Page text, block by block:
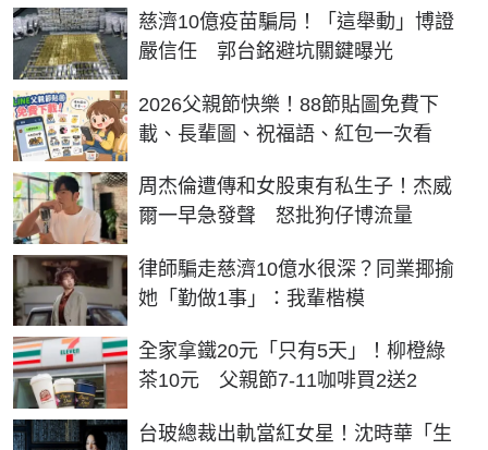
慈濟10億疫苗騙局！「這舉動」博證
嚴信任 郭台銘避坑關鍵曝光
2026父親節快樂！88節貼圖免費下
載、長輩圖、祝福語、紅包一次看
周杰倫遭傳和女股東有私生子！杰威
爾一早急發聲 怒批狗仔博流量
律師騙走慈濟10億水很深？同業揶揄
她「勤做1事」：我輩楷模
全家拿鐵20元「只有5天」！柳橙綠
茶10元 父親節7-11咖啡買2送2
台玻總裁出軌當紅女星！沈時華「生